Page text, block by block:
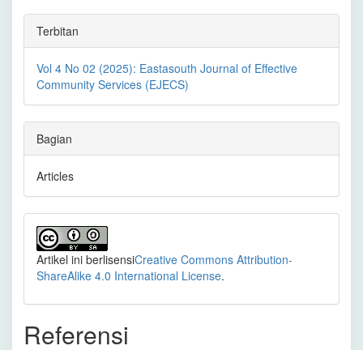
Terbitan
Vol 4 No 02 (2025): Eastasouth Journal of Effective
Community Services (EJECS)
Bagian
Articles
Artikel ini berlisensiCreative Commons Attribution-
ShareAlike 4.0 International License.
Referensi